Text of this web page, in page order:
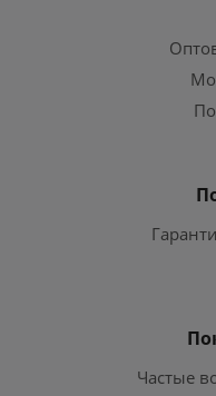
Частые